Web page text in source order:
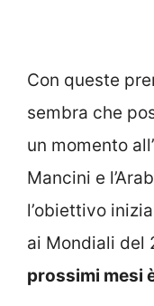
Con queste
sembra che
un momento
Mancini e
l’obiettivo
ai Mondiali del
prossimi mesi